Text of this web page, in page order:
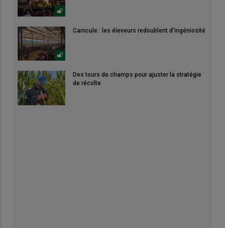
Canicule : les éleveurs redoublent d'ingéniosité
Des tours de champs pour ajuster la stratégie
de récolte